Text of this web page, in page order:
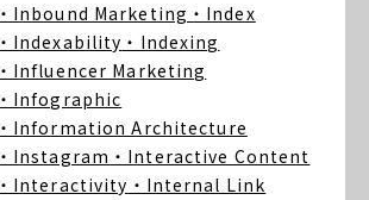
・Inbound Marketing ・Index
・Indexability ・Indexing
・Influencer Marketing
・Infographic
・Information Architecture
・Instagram ・Interactive Content
・Interactivity ・Internal Link